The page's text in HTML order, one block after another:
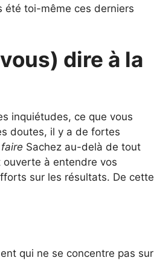
été toi-même ces derniers
dire à la
inquiétudes, ce que vous
doutes, il y a de fortes
faire Sachez au-delà de tout
ouverte à entendre vos
sur les résultats. De cette
qui ne se concentre pas sur